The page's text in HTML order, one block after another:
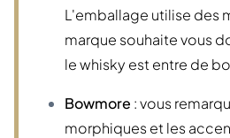
L'emballage utilise des
marque souhaite vous
le whisky est entre de
Bowmore : vous
morphiques et les